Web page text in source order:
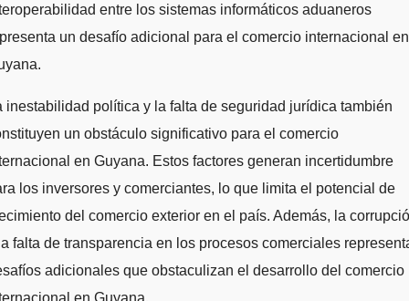
entre los sistemas informáticos aduaneros
un desafío adicional para el comercio internacional en
inestabilidad política y la falta de seguridad jurídica también
un obstáculo significativo para el comercio
en Guyana. Estos factores generan incertidumbre
los inversores y comerciantes, lo que limita el potencial de
del comercio exterior en el país. Además, la
falta de transparencia en los procesos comerciales
adicionales que obstaculizan el desarrollo del comercio
en Guyana.